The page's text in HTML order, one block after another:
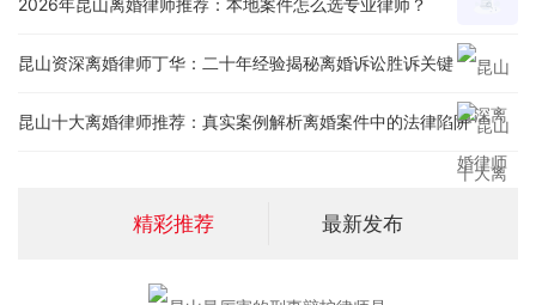
2026年昆山离婚律师推荐：本地案件怎么选专业律师？
昆山资深离婚律师丁华：二十年经验揭秘离婚诉讼胜诉关键
昆山十大离婚律师推荐：真实案例解析离婚案件中的法律陷阱
精彩推荐 最新发布